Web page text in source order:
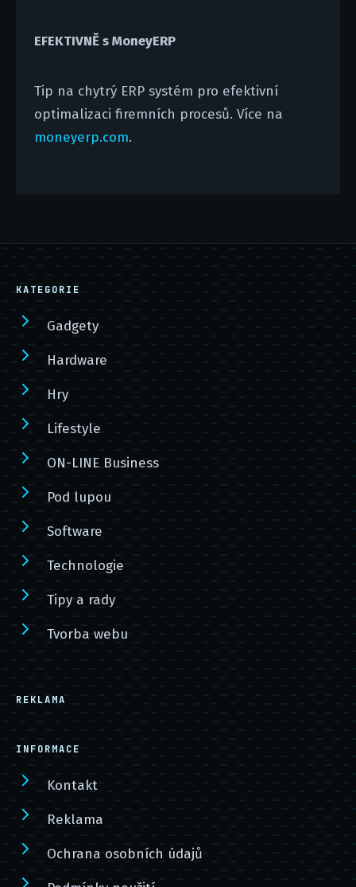
EFEKTIVNĚ s MoneyERP
Tip na chytrý ERP systém pro efektivní
optimalizaci firemních procesů. Více na
moneyerp.com.
KATEGORIE
Gadgety
Hardware
Hry
Lifestyle
ON-LINE Business
Pod lupou
Software
Technologie
Tipy a rady
Tvorba webu
REKLAMA
INFORMACE
Kontakt
Reklama
Ochrana osobních údajů